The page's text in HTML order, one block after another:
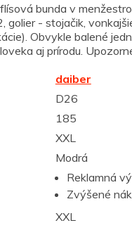
bunda v
golier - stojačik,
Obvykle balené
aj prírodu.
daiber
D26
185
XXL
Modrá
Reklamná
Zvýšené
XXL